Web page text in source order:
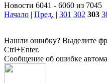
Новости 6041 - 6060 из 7045
Начало | Пред. | 301 302 303
Нашли ошибку? Выделите
Ctrl+Enter.
Сообщение об ошибке